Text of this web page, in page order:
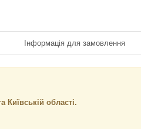
Інформація для замовлення
Київській області.